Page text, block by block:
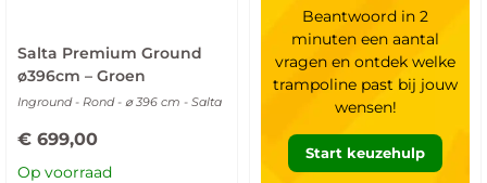
Salta Premium Ground
ø396cm – Groen
Inground - Rond - ⌀ 396 cm - Salta
€ 699,00
Op voorraad
Beantwoord in 2
minuten een aantal
vragen en ontdek welke
trampoline past bij jouw
wensen!
Start keuzehulp